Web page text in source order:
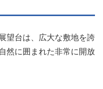
望台は、広大な敷地を誇
然に囲まれた非常に開放